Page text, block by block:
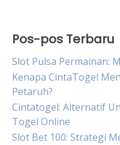
Pos-pos Terbaru
Slot Pulsa Permainan:
Kenapa CintaTogel
Petaruh?
Cintatogel: Alternatif
Togel Online
Slot Bet 100: Strategi